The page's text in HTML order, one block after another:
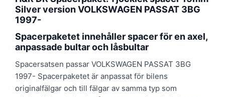
Silver version VOLKSWAGEN PASSAT 3BG
1997-
Spacerpaketet innehåller spacer för en axel,
anpassade bultar och låsbultar
Spacersatsen passar VOLKSWAGEN PASSAT 3BG
1997- Spacerpaketet är anpassat för bilens
originalfälgar och till fälgar av samma typ som